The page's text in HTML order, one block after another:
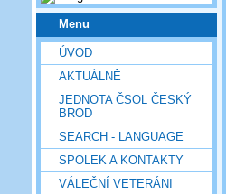
Menu
ÚVOD
AKTUÁLNĚ
JEDNOTA ČSOL ČESKÝ
BROD
SEARCH - LANGUAGE
SPOLEK A KONTAKTY
VÁLEČNÍ VETERÁNI